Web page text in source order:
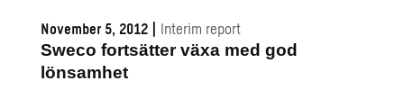
November 5, 2012 | Interim report
Sweco fortsätter växa med god
lönsamhet